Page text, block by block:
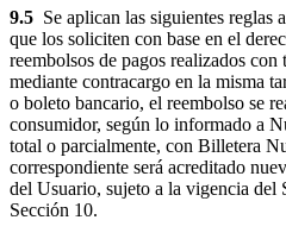
9.5 Se aplican las siguientes reglas
que los soliciten con base en el
reembolsos de pagos realizados con
mediante contracargo en la misma
o boleto bancario, el reembolso se
consumidor, según lo informado a
total o parcialmente, con Billetera
correspondiente será acreditado
del Usuario, sujeto a la vigencia del
Sección 10.